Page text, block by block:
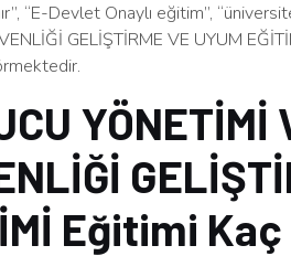
“E-Devlet Onaylı eğitim”,
GELİŞTİRME VE UYUM
YÖNETİMİ
Eğitimi